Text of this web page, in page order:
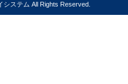
ステム All Rights Reserved.